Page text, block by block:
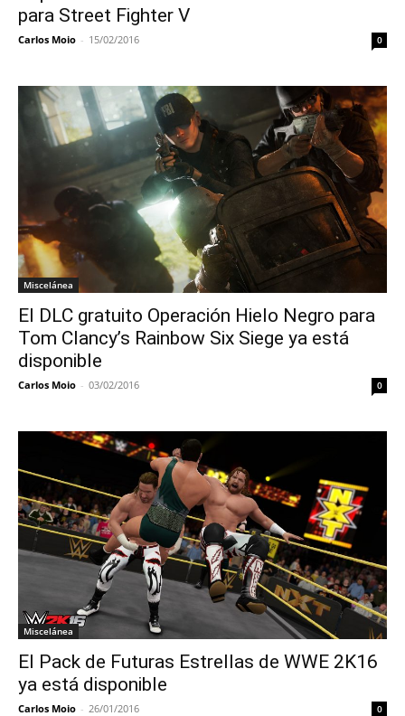
para Street Fighter V
Carlos Moio - 15/02/2016 0
Miscelánea
El DLC gratuito Operación Hielo Negro para
Tom Clancy’s Rainbow Six Siege ya está
disponible
Carlos Moio - 03/02/2016 0
Miscelánea
El Pack de Futuras Estrellas de WWE 2K16
ya está disponible
Carlos Moio - 26/01/2016 0